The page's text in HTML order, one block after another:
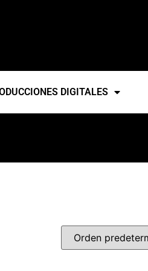
DIGITALES